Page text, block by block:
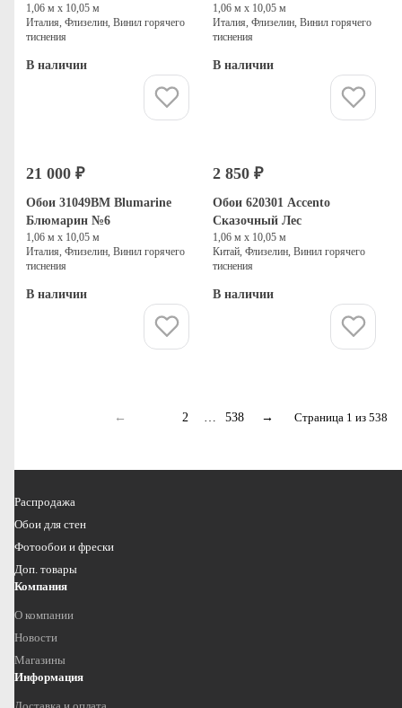
1,06 м х 10,05 м
Италия, Флизелин, Винил горячего
тиснения
В наличии
1,06 м х 10,05 м
Италия, Флизелин, Винил горячего
тиснения
В наличии
21 000 ₽
Обои 31049BM Blumarine
Блюмарин №6
1,06 м х 10,05 м
Италия, Флизелин, Винил горячего
тиснения
В наличии
2 850 ₽
Обои 620301 Accento
Сказочный Лес
1,06 м х 10,05 м
Китай, Флизелин, Винил горячего
тиснения
В наличии
← 2 … 538 → Страница 1 из 538
Распродажа
Обои для стен
Фотообои и фрески
Доп. товары
Компания
О компании
Новости
Магазины
Информация